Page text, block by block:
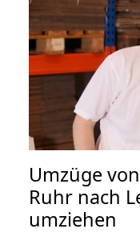
Umzüge
Ruhr nach
umziehen